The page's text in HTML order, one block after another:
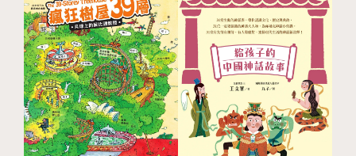
魔女呢？火龍媽媽的病能治好嗎？這次的故事，精采絕
倫，還來了一位令你意想不到的神秘嘉賓！這位神秘嘉
賓，會為故事帶來什麼樣的高潮呢？如果你看過了前三
集，第四集絕對不容錯過！如果你還沒看到前三集中的
任何一集，請一定要到各大通路指名購買！
★ 小火龍故事系列